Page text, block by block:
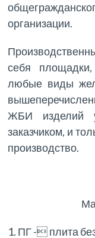
организации.
себя площадки,
любые виды
ЖБИ изделий
заказчиком, и
производство.
1. ПГ - плита